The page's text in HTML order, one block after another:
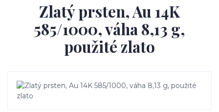
Zlatý prsten, Au 14K
585/1000, váha 8,13 g,
použité zlato